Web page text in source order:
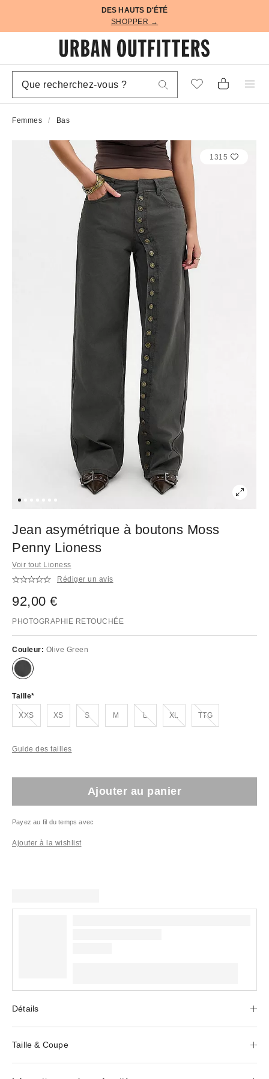
DES HAUTS D'ÉTÉ
SHOPPER →
Femmes Bas
1315
Jean asymétrique à boutons Moss
Penny Lioness
Voir tout Lioness
Rédiger un avis
92,00 €
PHOTOGRAPHIE RETOUCHÉE
Couleur: Olive Green
Taille
XXS
En rupture de stock ! XS S
En rupture de stock ! M L
En rupture de stock ! XL
En rupture de stock ! TTG
En rupture de stock !
Guide des tailles
Ajouter au panier
Payez au fil du temps avec
Ajouter à la wishlist
Détails
Taille & Coupe